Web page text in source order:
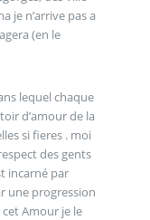
je n’arrive pas a
(en le
lequel chaque
d’amour de la
si fieres . moi
des gents
incarné par
une progression
Amour je le